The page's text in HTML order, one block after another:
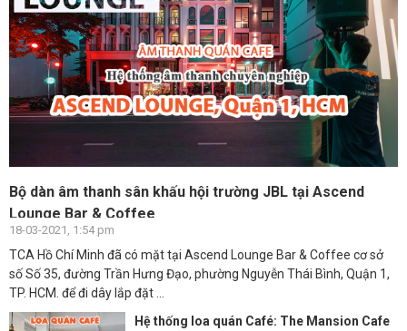
Bộ dàn âm thanh sân khấu hội trường JBL tại Ascend
Lounge Bar & Coffee
18-03-2021, 1:54 pm
TCA Hồ Chí Minh đã có mặt tại Ascend Lounge Bar & Coffee cơ sở
số Số 35, đường Trần Hưng Đạo, phường Nguyễn Thái Bình, Quận 1,
TP. HCM. để đi dây lắp đặt ...
Hệ thống loa quán Café: The Mansion Cafe